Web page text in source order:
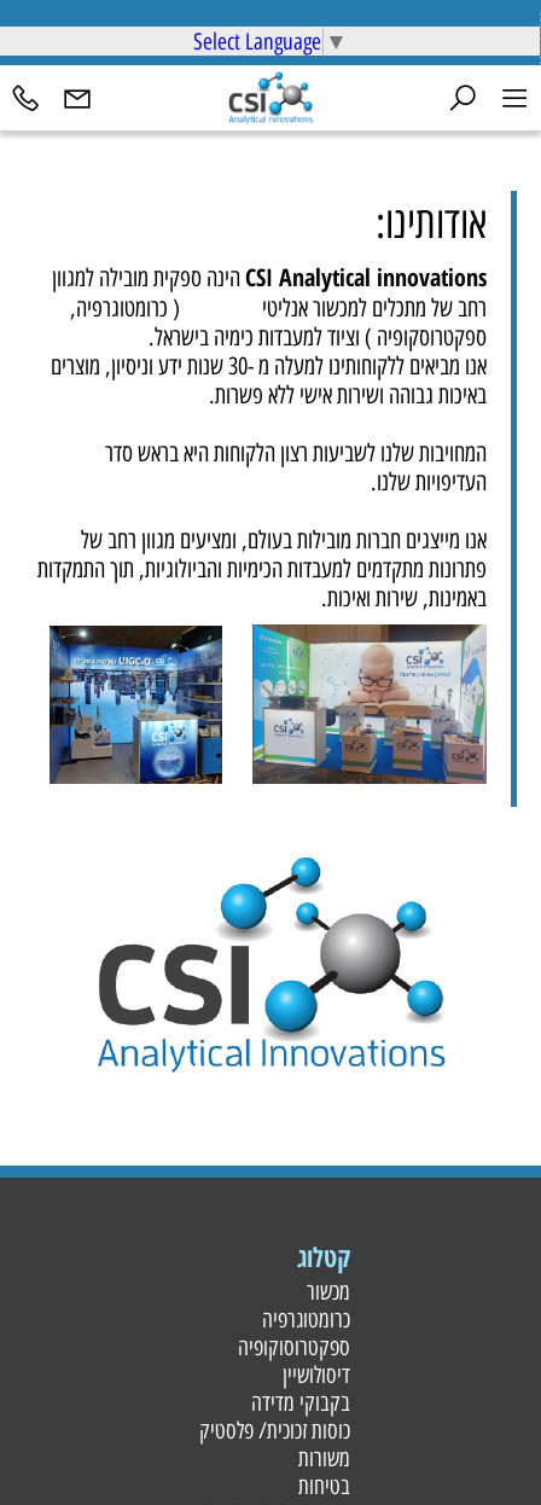
Select Language ▼
אודותינו:
CSI Analytical innovationsהינה ספקית מובילה למגוון
רחב של מתכלים למכשור אנליטי ( כרומטוגרפיה,
ספקטרוסקופיה ) וציוד למעבדות כימיה בישראל.
אנו מביאים ללקוחותינו למעלה מ -30 שנות ידע וניסיון, מוצרים
באיכות גבוהה ושירות אישי ללא פשרות.
המחויבות שלנו לשביעות רצון הלקוחות היא בראש סדר
העדיפויות שלנו.
אנו מייצגים חברות מובילות בעולם, ומציעים מגוון רחב של
פתרונות מתקדמים למעבדות הכימיות והביולוגיות, תוך התמקדות
באמינות, שירות ואיכות.
קטלוג
מכשור
כרומטוגרפיה
ספקטרוסוקופיה
דיסולושיין
בקבוקי מדידה
כוסות זכוכית/ פלסטיק
משורות
בטיחות